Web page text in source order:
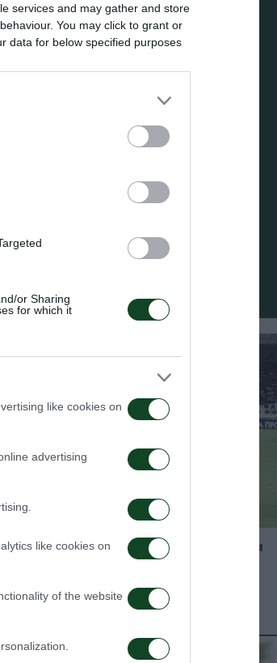
services and may gather and store
You may click to grant or
data for below specified purposes
or Sharing
for which it
like cookies on
advertising
like cookies on
of the website
του Παναθηναϊκού
Οι υπόλοιποι
μικρό χώρο. Στην
Η ευρωπαϊκή λίστα για τα παιχνίδια
με την ΤΣΣΚΑ 1948
05/08/2026